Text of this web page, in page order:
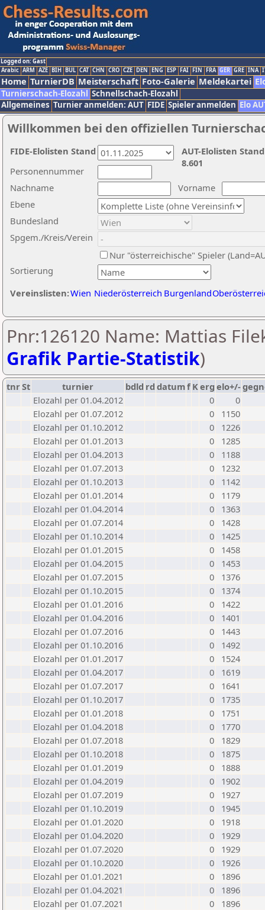
Logged on: Gast
Arabic ARM AZE BIH BUL CAT CHN CRO CZE DEN ENG ESP FAI FIN FRA GER GRE INA
Home TurnierDB Meisterschaft Foto-Galerie Meldekartei
Turnierschach-Elozahl Schnellschach-Elozahl
Allgemeines Turnier anmelden: AUT FIDE Spieler anmelden Elo
Willkommen bei den offiziellen
Nachname
Vorname
Ebene
Sortierung
Personennummer
Bundesland
Spgem./Kreis/Verein
Nur "österreichische" Spieler
Vereinslisten:Wien Niederösterreich Burgenland
AUT-Elolisten
8.601
FIDE-Elolisten Stand
Pnr:126120 Name: Mattias
Grafik Partie-Statistik)
tnrSt turnier bdld rd datumf Kerg elo+/-
Elozahl per 01.04.2012
0
0
Elozahl per 01.07.2012
0
1150
Elozahl per 01.10.2012
0
1226
Elozahl per 01.01.2013
0
1285
Elozahl per 01.04.2013
0
1188
Elozahl per 01.07.2013
0
1232
Elozahl per 01.10.2013
0
1142
Elozahl per 01.01.2014
0
1179
Elozahl per 01.04.2014
0
1363
Elozahl per 01.07.2014
0
1428
Elozahl per 01.10.2014
0
1425
Elozahl per 01.01.2015
0
1458
Elozahl per 01.04.2015
0
1453
Elozahl per 01.07.2015
0
1376
Elozahl per 01.10.2015
0
1374
Elozahl per 01.01.2016
0
1422
Elozahl per 01.04.2016
0
1401
Elozahl per 01.07.2016
0
1443
Elozahl per 01.10.2016
0
1492
Elozahl per 01.01.2017
0
1524
Elozahl per 01.04.2017
0
1619
Elozahl per 01.07.2017
0
1641
Elozahl per 01.10.2017
0
1735
Elozahl per 01.01.2018
0
1751
Elozahl per 01.04.2018
0
1770
Elozahl per 01.07.2018
0
1829
Elozahl per 01.10.2018
0
1875
Elozahl per 01.01.2019
0
1888
Elozahl per 01.04.2019
0
1902
Elozahl per 01.07.2019
0
1927
Elozahl per 01.10.2019
0
1945
Elozahl per 01.01.2020
0
1918
Elozahl per 01.04.2020
0
1929
Elozahl per 01.07.2020
0
1929
Elozahl per 01.10.2020
0
1926
Elozahl per 01.01.2021
0
1896
Elozahl per 01.04.2021
0
1896
Elozahl per 01.07.2021
0
1896